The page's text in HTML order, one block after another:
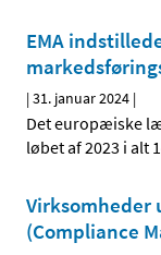
EMA
|31. januar 2024 |
Det europæiske
løbet af 2023 i alt
(Compliance